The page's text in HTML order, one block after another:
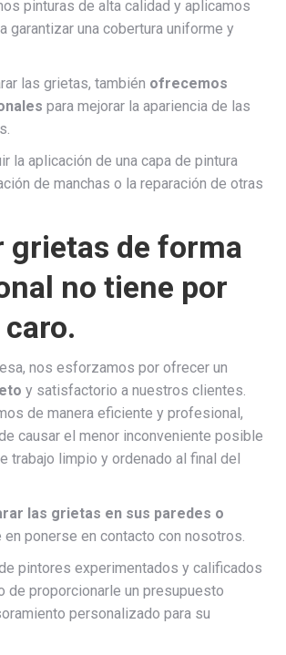
pinturas de alta calidad y aplicamos
garantizar una cobertura uniforme y
las grietas, también ofrecemos
para mejorar la apariencia de las
la aplicación de una capa de pintura
de manchas o la reparación de otras
grietas de forma
no tiene por
nos esforzamos por ofrecer un
y satisfactorio a nuestros clientes.
de manera eficiente y profesional,
causar el menor inconveniente posible
trabajo limpio y ordenado al final del
las grietas en sus paredes o
en ponerse en contacto con nosotros.
pintores experimentados y calificados
de proporcionarle un presupuesto
personalizado para su